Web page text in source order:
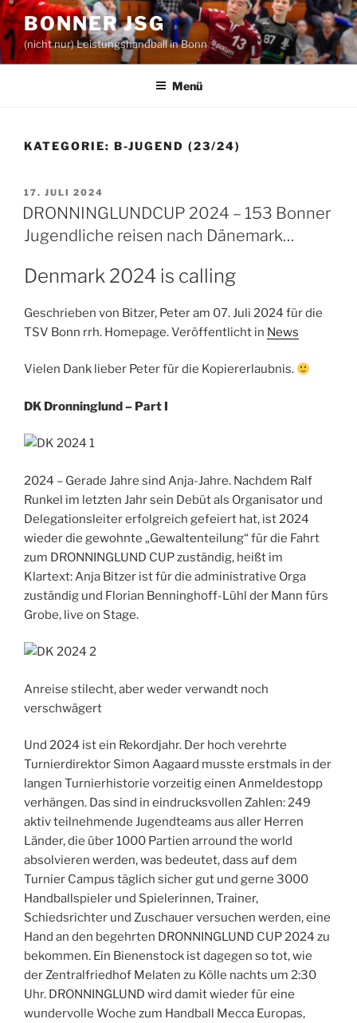
Zum
Inhalt
springen
BONNER JSG
(nicht nur) Leistungshandball in Bonn
Menü
KATEGORIE: B-JUGEND (23/24)
VERÖFFENTLICHT
AM
17. JULI 2024
DRONNINGLUNDCUP 2024 – 153 Bonner
Jugendliche reisen nach Dänemark…
Denmark 2024 is calling
Geschrieben von Bitzer, Peter am 07. Juli 2024 für die
TSV Bonn rrh. Homepage. Veröffentlicht in News
Vielen Dank lieber Peter für die Kopiererlaubnis.
DK Dronninglund – Part I
2024 – Gerade Jahre sind Anja-Jahre. Nachdem Ralf
Runkel im letzten Jahr sein Debüt als Organisator und
Delegationsleiter erfolgreich gefeiert hat, ist 2024
wieder die gewohnte „Gewaltenteilung“ für die Fahrt
zum DRONNINGLUND CUP zuständig, heißt im
Klartext: Anja Bitzer ist für die administrative Orga
zuständig und Florian Benninghoff-Lühl der Mann fürs
Grobe, live on Stage.
Anreise stilecht, aber weder verwandt noch
verschwägert
Und 2024 ist ein Rekordjahr. Der hoch verehrte
Turnierdirektor Simon Aagaard musste erstmals in der
langen Turnierhistorie vorzeitig einen Anmeldestopp
verhängen. Das sind in eindrucksvollen Zahlen: 249
aktiv teilnehmende Jugendteams aus aller Herren
Länder, die über 1000 Partien arround the world
absolvieren werden, was bedeutet, dass auf dem
Turnier Campus täglich sicher gut und gerne 3000
Handballspieler und Spielerinnen, Trainer,
Schiedsrichter und Zuschauer versuchen werden, eine
Hand an den begehrten DRONNINGLUND CUP 2024 zu
bekommen. Ein Bienenstock ist dagegen so tot, wie
der Zentralfriedhof Melaten zu Kölle nachts um 2:30
Uhr. DRONNINGLUND wird damit wieder für eine
wundervolle Woche zum Handball Mecca Europas,